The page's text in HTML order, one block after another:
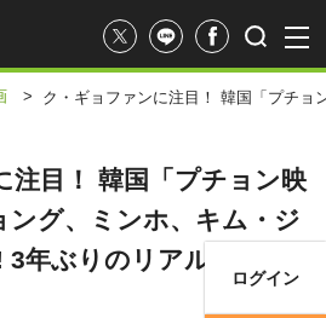
ログイン
> ク・ギョファンに注目！ 韓国「プチョ
注目！ 韓国「プチョン映
ング、ミンホ、キム・ジ
年ぶりのリアル開催を